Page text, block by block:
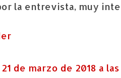
la entrevista, muy
21 de marzo de 2018 a las